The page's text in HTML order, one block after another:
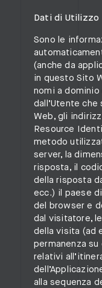
Dati di Utilizzo
Sono le
(anche da
in questo Sito
nomi a
dall’Utente
Web, gli
Resource
metodo
server, la
risposta, il
della risposta
ecc.) il paese
del browser e
dal visitatore,
della visita (ad
permanenza
relativi
alla sequenza